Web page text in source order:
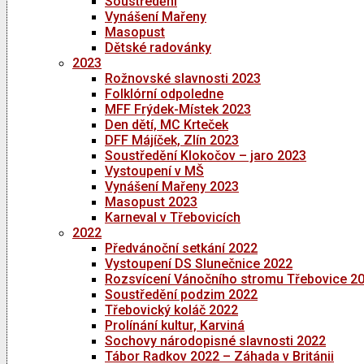
Vynášení Mařeny
Masopust
Dětské radovánky
2023
Rožnovské slavnosti 2023
Folklórní odpoledne
MFF Frýdek-Místek 2023
Den dětí, MC Krteček
DFF Májíček, Zlín 2023
Soustředění Klokočov – jaro 2023
Vystoupení v MŠ
Vynášení Mařeny 2023
Masopust 2023
Karneval v Třebovicích
2022
Předvánoční setkání 2022
Vystoupení DS Slunečnice 2022
Rozsvícení Vánočního stromu Třebovice
Soustředění podzim 2022
Třebovický koláč 2022
Prolínání kultur, Karviná
Sochovy národopisné slavnosti 2022
Tábor Radkov 2022 – Záhada v Británii